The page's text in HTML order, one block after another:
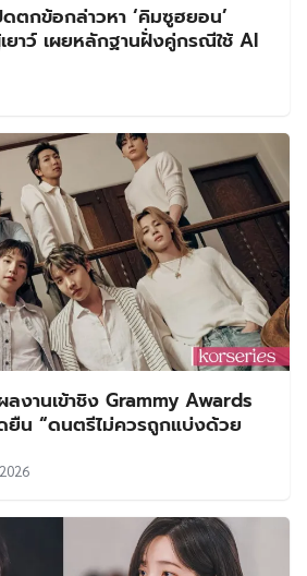
ตกข้อกล่าวหา ‘คิมซูฮยอน’
ยาว์ เผยหลักฐานฝั่งคู่กรณีใช้ AI
ลงานเข้าชิง Grammy Awards
น “ดนตรีไม่ควรถูกแบ่งด้วย